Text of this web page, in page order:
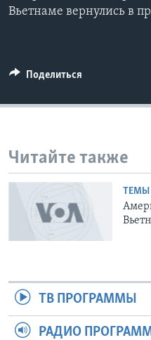
Вьетнаме вернулись в
Поделиться
Читайте также
ТЕМЫ
ТВ ПРОГРАММЫ
РАДИО